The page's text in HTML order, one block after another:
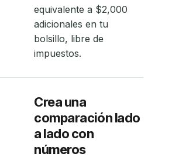
equivalente a $2,000
adicionales en tu
bolsillo, libre de
impuestos.
Crea una
comparación lado
a lado con
números